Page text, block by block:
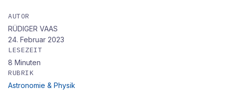
AUTOR
RÜDIGER VAAS
24. Februar 2023
LESEZEIT
8 Minuten
RUBRIK
Astronomie & Physik